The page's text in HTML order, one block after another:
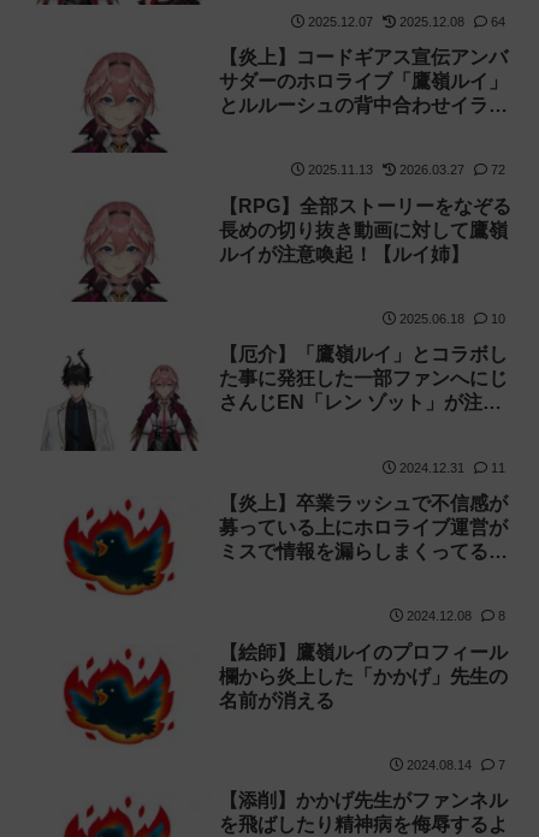
2025.12.07 2025.12.08 64
【炎上】コードギアス宣伝アンバ
サダーのホロライブ「鷹嶺ルイ」
とルルーシュの背中合わせイラス
2025.11.13 2026.03.27 72
【RPG】全部ストーリーをなぞる
長めの切り抜き動画に対して鷹嶺
ルイが注意喚起！【ルイ姉】
2025.06.18 10
【厄介】「鷹嶺ルイ」とコラボし
た事に発狂した一部ファンへにじ
さんじEN「レン ゾット」が注意
2024.12.31 11
【炎上】卒業ラッシュで不信感が
募っている上にホロライブ運営が
ミスで情報を漏らしまくってるの
2024.12.08 8
【絵師】鷹嶺ルイのプロフィール
欄から炎上した「かかげ」先生の
名前が消える
2024.08.14 7
【添削】かかげ先生がファンネル
を飛ばしたり精神病を侮辱するよ